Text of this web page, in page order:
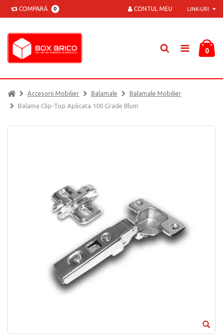
COMPARĂ 0 LINK-URI
CONTUL MEU
0
Accesorii Mobilier Balamale
Balamale Mobilier
Balama Clip-Top Aplicata 100 Grade Blum